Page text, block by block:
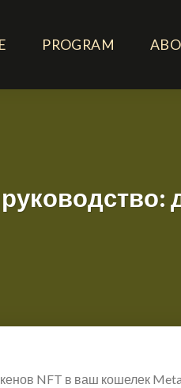
PROGRAM
NFT в ваш кошелек